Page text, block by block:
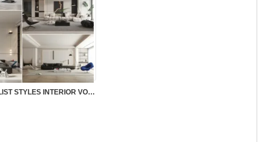
M0139 – MINIMALIST STYLES INTERIOR VOL.1